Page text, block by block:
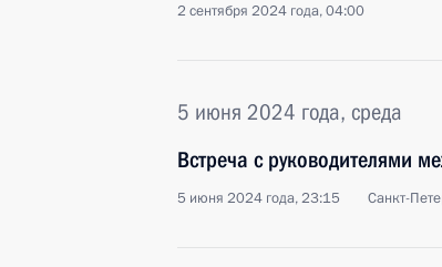
2 сентября 2024 года, 04:00
5 июня 2024 года, среда
Встреча с руководителями
5 июня 2024 года, 23:15 Санкт-